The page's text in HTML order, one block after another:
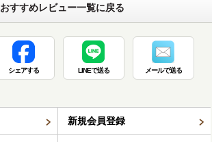
おすすめレビュー一覧に戻る
シェアする LINEで送る メールで送る
新規会員登録